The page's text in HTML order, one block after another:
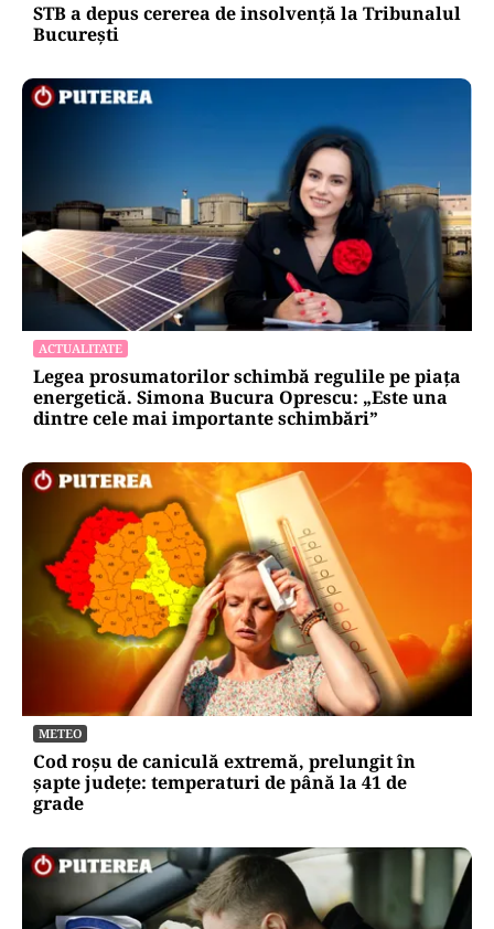
STB a depus cererea de insolvență la Tribunalul
București
ACTUALITATE
Legea prosumatorilor schimbă regulile pe piața
energetică. Simona Bucura Oprescu: „Este una
dintre cele mai importante schimbări”
METEO
Cod roșu de caniculă extremă, prelungit în
șapte județe: temperaturi de până la 41 de
grade